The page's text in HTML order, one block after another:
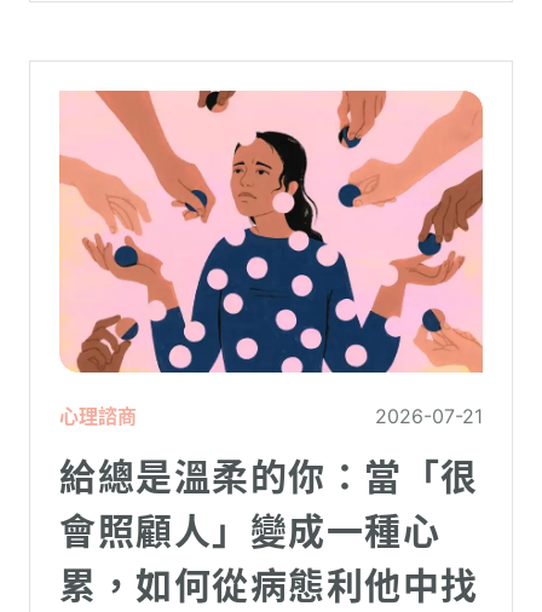
心理諮商 2026-07-21
給總是溫柔的你：當「很
會照顧人」變成一種心
累，如何從病態利他中找